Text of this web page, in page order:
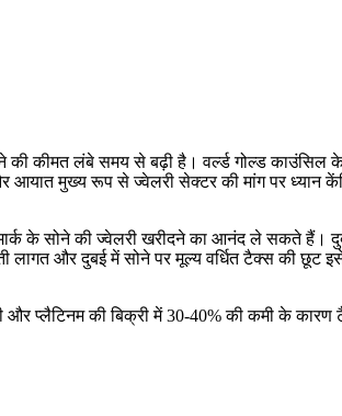
की कीमत लंबे समय से बढ़ी है। वर्ल्ड गोल्ड काउंसिल
आयात मुख्य रूप से ज्वेलरी सेक्टर की मांग पर ध्यान
के सोने की ज्वेलरी खरीदने का आनंद ले सकते हैं।
लागत और दुबई में सोने पर मूल्य वर्धित टैक्स की छूट
प्लैटिनम की बिक्री में 30-40% की कमी के कारण